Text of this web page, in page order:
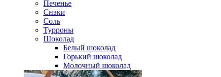
Печенье
Снэки
Соль
Турроны
Шоколад
Белый шоколад
Горький шоколад
Молочный шоколад